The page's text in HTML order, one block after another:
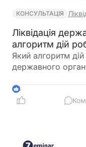
КОНСУЛЬТАЦІЯ
Ліквідація
алгоритм дій
Який алгоритм дій
державного
4